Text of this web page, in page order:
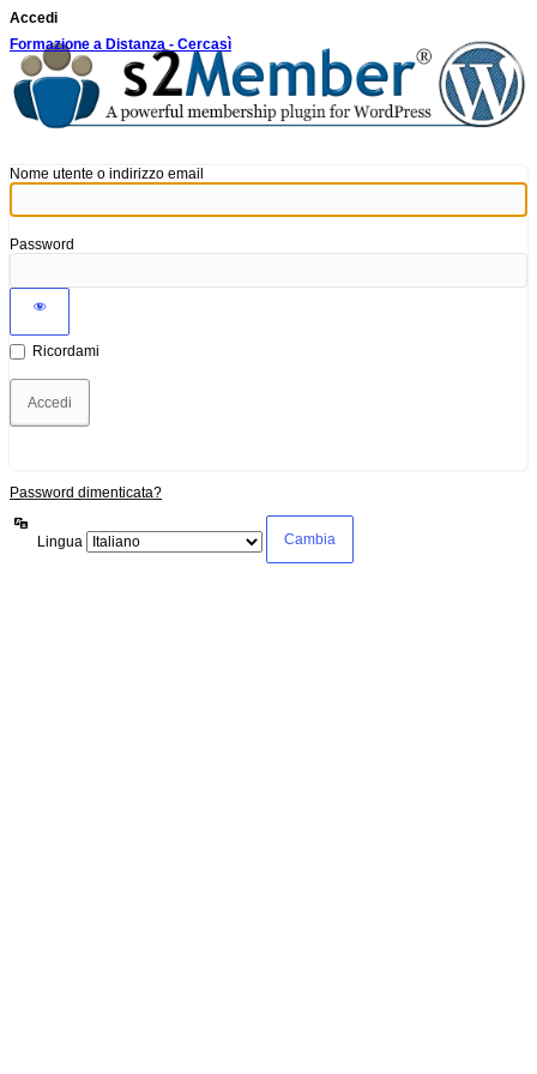
Accedi
Formazione a Distanza - Cercasì
Nome utente o indirizzo email
Password
Ricordami
Password dimenticata?
Lingua